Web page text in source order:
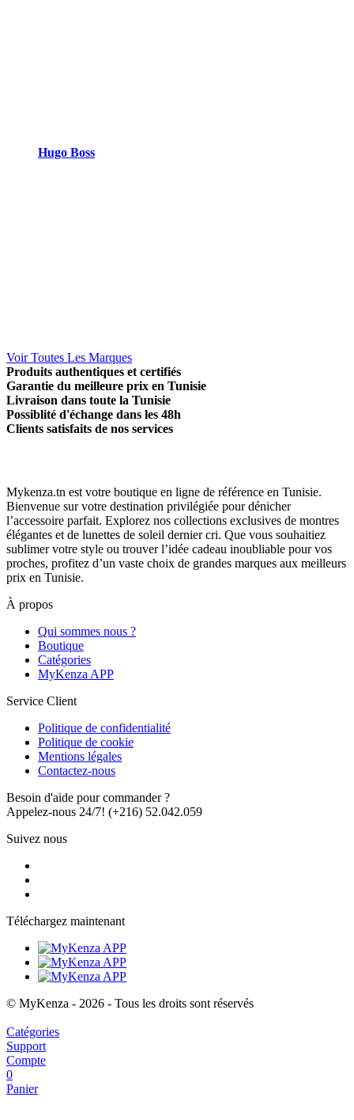
Hugo Boss
Voir Toutes Les Marques
Produits authentiques et certifiés
Garantie du meilleure prix en Tunisie
Livraison dans toute la Tunisie
Possiblité d'échange dans les 48h
Clients satisfaits de nos services
Mykenza.tn est votre boutique en ligne de référence en Tunisie.
Bienvenue sur votre destination privilégiée pour dénicher
l’accessoire parfait. Explorez nos collections exclusives de montres
élégantes et de lunettes de soleil dernier cri. Que vous souhaitiez
sublimer votre style ou trouver l’idée cadeau inoubliable pour vos
proches, profitez d’un vaste choix de grandes marques aux meilleurs
prix en Tunisie.
À propos
Qui sommes nous ?
Boutique
Catégories
MyKenza APP
Service Client
Politique de confidentialité
Politique de cookie
Mentions légales
Contactez-nous
Besoin d'aide pour commander ?
Appelez-nous 24/7! (+216) 52.042.059
Suivez nous
Téléchargez maintenant
© MyKenza - 2026 - Tous les droits sont réservés
Catégories
Support
Compte
0
Panier